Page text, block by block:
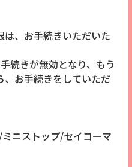
は、お手続きいただいた
続きが無効となり、もう
お手続きをしていただ
ニストップ/セイコーマ